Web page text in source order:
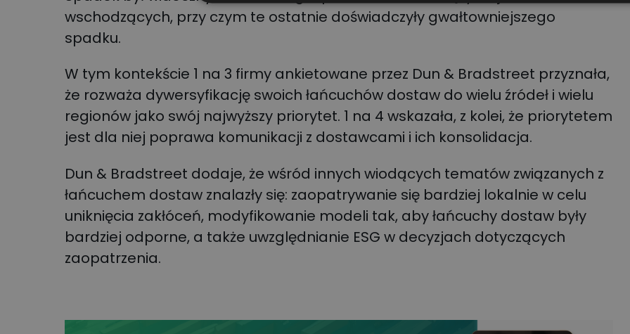
wschodzących, przy czym te ostatnie doświadczyły gwałtowniejszego
spadku.
W tym kontekście 1 na 3 firmy ankietowane przez Dun & Bradstreet przyznała,
że rozważa dywersyfikację swoich łańcuchów dostaw do wielu źródeł i wielu
regionów jako swój najwyższy priorytet. 1 na 4 wskazała, z kolei, że priorytetem
jest dla niej poprawa komunikacji z dostawcami i ich konsolidacja.
Dun & Bradstreet dodaje, że wśród innych wiodących tematów związanych z
łańcuchem dostaw znalazły się: zaopatrywanie się bardziej lokalnie w celu
uniknięcia zakłóceń, modyfikowanie modeli tak, aby łańcuchy dostaw były
bardziej odporne, a także uwzględnianie ESG w decyzjach dotyczących
zaopatrzenia.